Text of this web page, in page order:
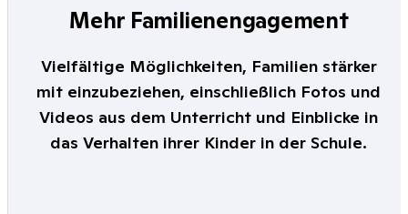
Mehr Familienengagement
Vielfältige Möglichkeiten, Familien stärker
mit einzubeziehen, einschließlich Fotos und
Videos aus dem Unterricht und Einblicke in
das Verhalten ihrer Kinder in der Schule.